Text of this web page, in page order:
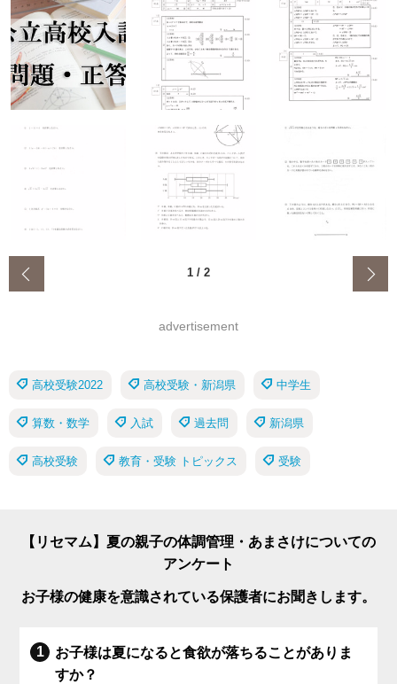
1 / 2
advertisement
高校受験2022 高校受験・新潟県 中学生
算数・数学 入試 過去問 新潟県
高校受験 教育・受験 トピックス 受験
【リセマム】夏の親子の体調管理・あまさけについての
アンケート
お子様の健康を意識されている保護者にお聞きします。
お子様は夏になると食欲が落ちることがありま
すか？